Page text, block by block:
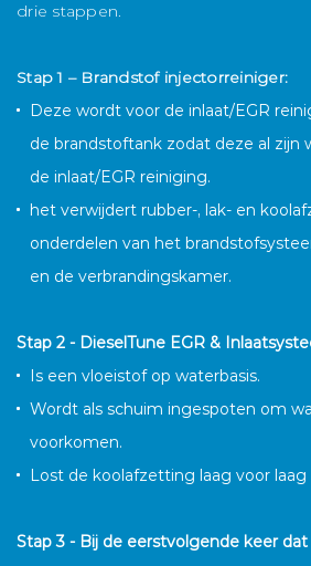
drie stappen.
Stap 1 – Brandstof injectorreiniger:
Deze wordt voor de inlaat/EGR
de brandstoftank zodat deze al zijn
de inlaat/EGR reiniging.
het verwijdert rubber-, lak- en
onderdelen van het
en de verbrandingskamer.
Stap 2 - DieselTune EGR &
Is een vloeistof op waterbasis.
Wordt als schuim ingespoten om
voorkomen.
Lost de koolafzetting laag voor laag
Stap 3 - Bij de eerstvolgende keer